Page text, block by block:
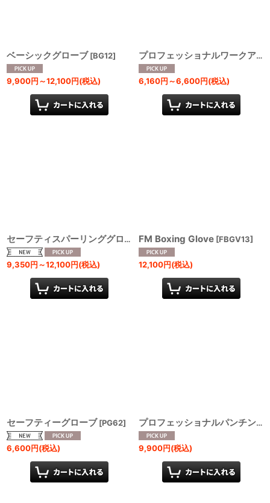
ベーシックグローブ [BG12]
9,900円～12,100円(税込)
プロフェッショナルワークアウトグローブ
6,160円～6,600円(税込)
セーフティスパーリンググローブ [BG13]
9,350円～12,100円(税込)
FM Boxing Glove [FBGV13]
12,100円(税込)
セーフティーグローブ [PG62]
6,600円(税込)
プロフェッショナルパンチングミット
9,900円(税込)